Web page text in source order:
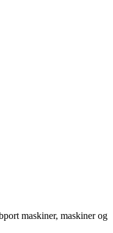
maskiner, maskiner og